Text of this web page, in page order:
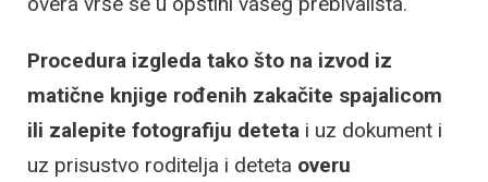
Procedura izgleda tako što na izvod iz
matične knjige rođenih zakačite spajalicom
ili zalepite fotografiju deteta i uz dokument i
uz prisustvo roditelja i deteta overu